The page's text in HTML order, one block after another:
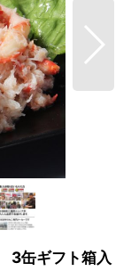
3缶ギフト箱入